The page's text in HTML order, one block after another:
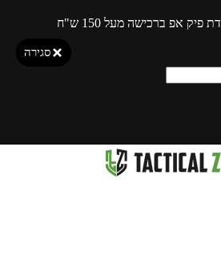
אפ ברכישה מעל 150 ש"ח
סגירה